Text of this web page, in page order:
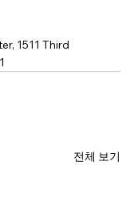
1511 Third
전체 보기